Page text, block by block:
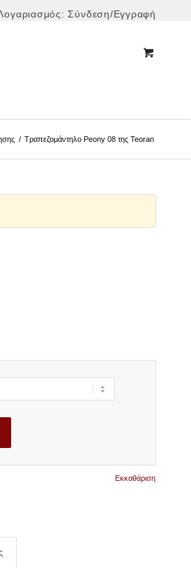
Σύνδεση/Εγγραφή
/ Τραπεζομάντηλο Peony 08 της Teoran
Εκκαθάριση